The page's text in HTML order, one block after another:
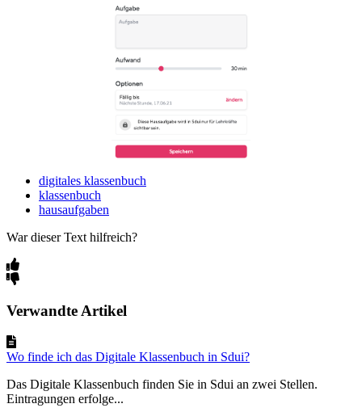
digitales klassenbuch
klassenbuch
hausaufgaben
War dieser Text hilfreich?
Verwandte Artikel
Wo finde ich das Digitale Klassenbuch in Sdui?
Das Digitale Klassenbuch finden Sie in Sdui an zwei Stellen.
Eintragungen erfolge...